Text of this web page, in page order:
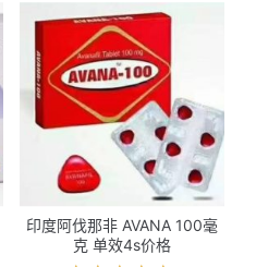
印度阿伐那非 AVANA 100毫
克 单效4s价格